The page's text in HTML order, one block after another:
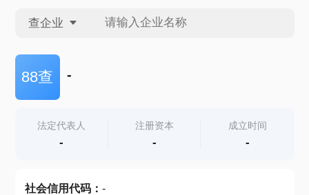
查企业
查企业
查产地
88查 -
法定代表人
-
注册资本
-
成立时间
-
社会信用代码： -